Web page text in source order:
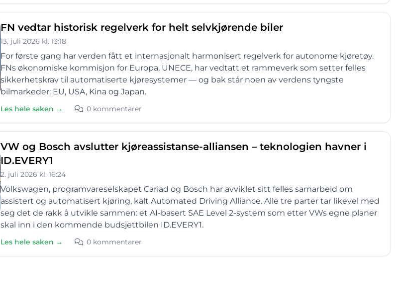
FN vedtar historisk regelverk for helt selvkjørende biler
13. juli 2026 kl. 13:18
For første gang har verden fått et internasjonalt harmonisert regelverk for autonome kjøretøy.
FNs økonomiske kommisjon for Europa, UNECE, har vedtatt et rammeverk som setter felles
sikkerhetskrav til automatiserte kjøresystemer — og bak står noen av verdens tyngste
bilmarkeder: EU, USA, Kina og Japan.
Les hele saken → 0 kommentarer
VW og Bosch avslutter kjøreassistanse-alliansen – teknologien havner i
ID.EVERY1
2. juli 2026 kl. 16:24
Volkswagen, programvareselskapet Cariad og Bosch har avviklet sitt felles samarbeid om
assistert og automatisert kjøring, kalt Automated Driving Alliance. Alle tre parter tar likevel med
seg det de rakk å utvikle sammen: et AI-basert SAE Level 2-system som etter VWs egne planer
skal inn i den kommende budsjettbilen ID.EVERY1.
Les hele saken → 0 kommentarer